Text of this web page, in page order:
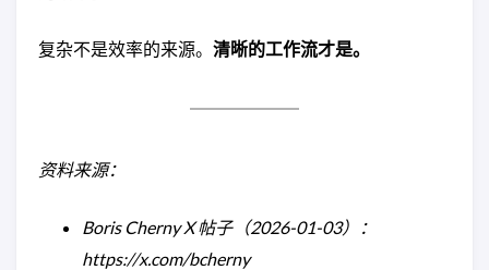
复杂不是效率的来源。 清晰的工作流才是。
资料来源：
Boris Cherny X 帖子（2026-01-03）：
https://x.com/bcherny